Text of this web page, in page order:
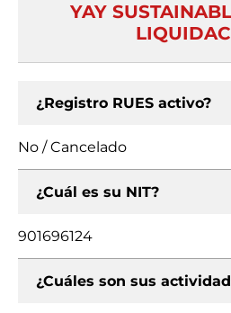
YAY
¿Registro RUES activo?
No / Cancelado
¿Cuál es su NIT?
901696124
¿Cuáles son sus